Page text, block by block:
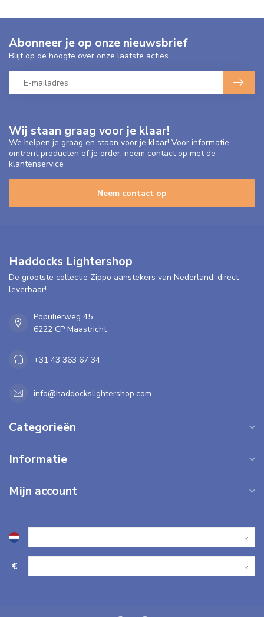
Wij staan graag voor je klaar!
We helpen je graag en staan voor je klaar! Voor informatie
omtrent producten of je order, neem contact op met de
klantenservice
Neem contact op
Abonneer je op onze nieuwsbrief
Blijf op de hoogte over onze laatste acties
Haddocks Lightershop
De grootste collectie Zippo aanstekers van Nederland, direct
leverbaar!
Populierweg 45
6222 CP Maastricht
+31 43 363 67 34
info@haddockslightershop.com
Categorieën
Informatie
Mijn account
€